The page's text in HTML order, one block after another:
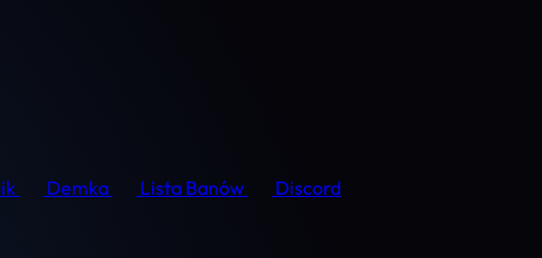
Demka Lista Banów
Discord